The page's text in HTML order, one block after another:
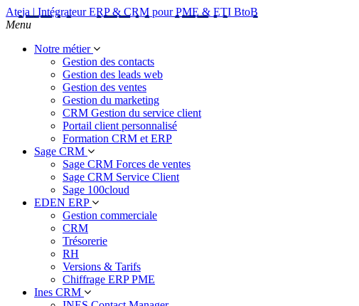
Ateja | Intégrateur ERP & CRM pour PME & ETI BtoB
Menu
Notre métier
Gestion des contacts
Gestion des leads web
Gestion des ventes
Gestion du marketing
CRM Gestion du service client
Portail client personnalisé
Formation CRM et ERP
Sage CRM
Sage CRM Forces de ventes
Sage CRM Service Client
Sage 100cloud
EDEN ERP
Gestion commerciale
CRM
Trésorerie
RH
Versions & Tarifs
Chiffrage ERP PME
Ines CRM